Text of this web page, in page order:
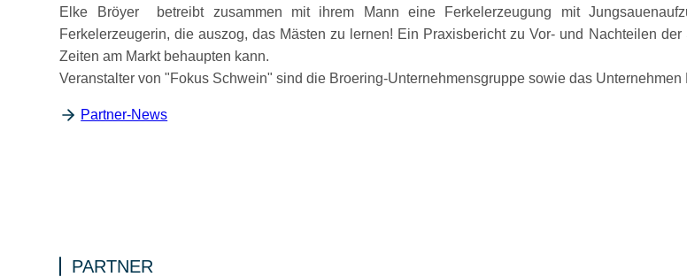
Elke Bröyer betreibt zusammen mit ihrem Mann eine Ferkelerzeugung mit
Ferkelerzeugerin, die auszog, das Mästen zu lernen! Ein Praxisbericht zu Vor- und Nachteilen der
Zeiten am Markt behaupten kann.
Veranstalter von Fokus Schwein sind die Broering-Unternehmensgruppe sowie das
Partner-News
PARTNER